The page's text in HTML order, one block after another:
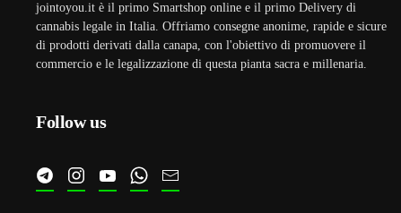
jointoyou.it è il primo Smartshop online e il primo Delivery di
cannabis legale in Italia. Offriamo consegne anonime, rapide e sicure
di prodotti derivati dalla canapa, con l'obiettivo di promuovere il
commercio e le legalizzazione di questa pianta sacra e millenaria.
Follow us